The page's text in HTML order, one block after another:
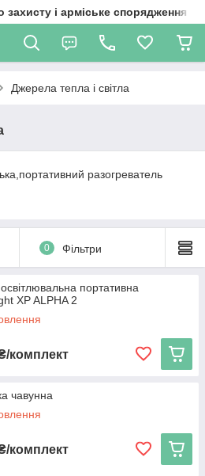
захисту і арміське спорядження
Джерела тепла і світла
разогреватель
0 Фільтри
портативна
XP ALPHA 2
комплект
чавунна
комплект